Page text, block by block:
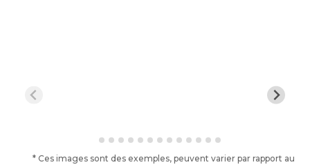
* Ces images sont des exemples, peuvent varier par rapport au